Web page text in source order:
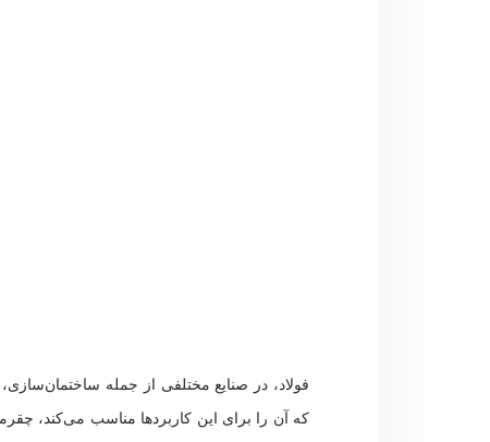
فولاد، در صنایع مختلفی از جمله